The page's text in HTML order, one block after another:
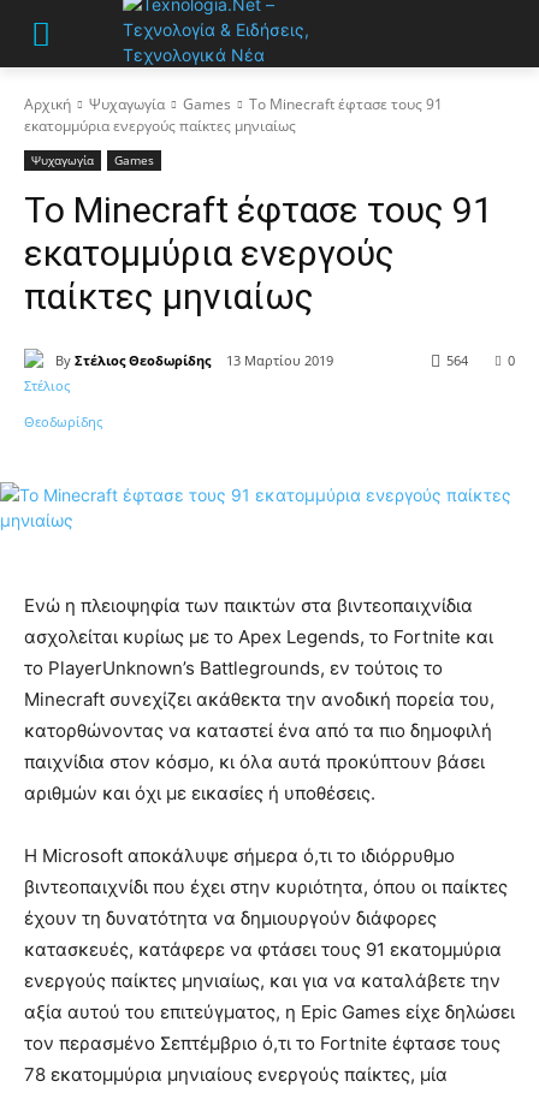
Αρχική Ψυχαγωγία Games
Το Minecraft έφτασε τους 91
εκατομμύρια ενεργούς παίκτες μηνιαίως
Ψυχαγωγία Games
Το Minecraft έφτασε τους 91
εκατομμύρια ενεργούς
παίκτες μηνιαίως
By Στέλιος Θεοδωρίδης 13 Μαρτίου 2019 0
564
Ενώ η πλειοψηφία των παικτών στα βιντεοπαιχνίδια
ασχολείται κυρίως με το Apex Legends, το Fortnite και
το PlayerUnknown’s Battlegrounds, εν τούτοις το
Minecraft συνεχίζει ακάθεκτα την ανοδική πορεία του,
κατορθώνοντας να καταστεί ένα από τα πιο δημοφιλή
παιχνίδια στον κόσμο, κι όλα αυτά προκύπτουν βάσει
αριθμών και όχι με εικασίες ή υποθέσεις.
Η Microsoft αποκάλυψε σήμερα ό,τι το ιδιόρρυθμο
βιντεοπαιχνίδι που έχει στην κυριότητα, όπου οι παίκτες
έχουν τη δυνατότητα να δημιουργούν διάφορες
κατασκευές, κατάφερε να φτάσει τους 91 εκατομμύρια
ενεργούς παίκτες μηνιαίως, και για να καταλάβετε την
αξία αυτού του επιτεύγματος, η Epic Games είχε δηλώσει
τον περασμένο Σεπτέμβριο ό,τι το Fortnite έφτασε τους
78 εκατομμύρια μηνιαίους ενεργούς παίκτες, μία